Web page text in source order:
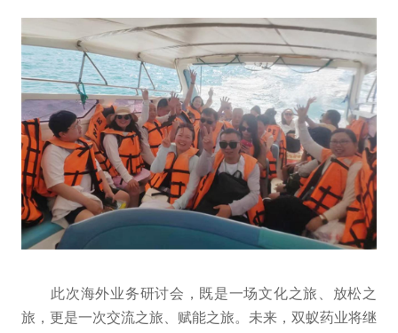
此次海外业务研讨会，既是一场文化之旅、放松之
旅，更是一次交流之旅、赋能之旅。未来，双蚁药业将继